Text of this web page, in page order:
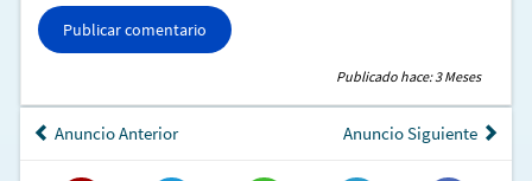
requieras.
Teléfono sucursal Echegaray: 55 55609397
Publicar comentario
Publicado hace: 3 Meses
Anuncio Anterior Anuncio Siguiente